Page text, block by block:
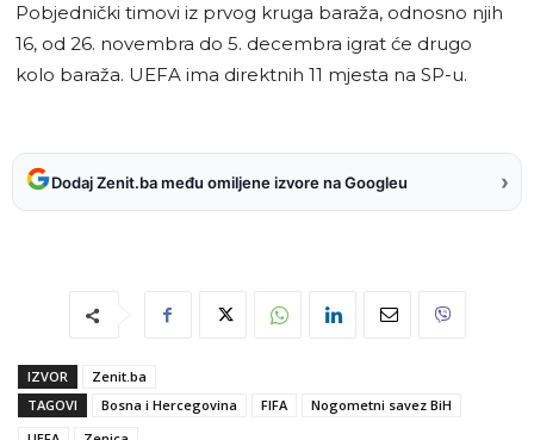
Pobjednički timovi iz prvog kruga baraža, odnosno njih
16, od 26. novembra do 5. decembra igrat će drugo
kolo baraža. UEFA ima direktnih 11 mjesta na SP-u.
Dodaj Zenit.ba među omiljene izvore na Googleu ›
IZVOR
Zenit.ba
TAGOVI
Bosna i Hercegovina FIFA
Nogometni savez BiH